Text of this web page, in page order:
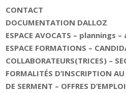
CONTACT
DOCUMENTATION DALLOZ
ESPACE AVOCATS – plannings
ESPACE FORMATIONS –
COLLABORATEURS(TRICES) –
FORMALITÉS D’INSCRIPTION
DE SERMENT – OFFRES